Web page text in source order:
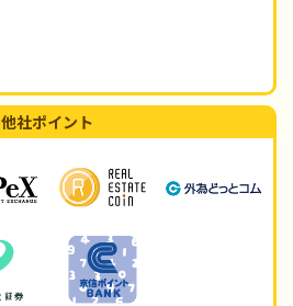
他社ポイント